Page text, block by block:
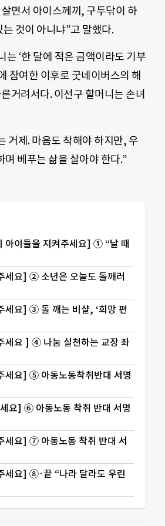
면서 아이스께끼, 구두닦이 하
것이 아니냐”고 말했다.
‘한 달에 적은 금액이라도 기부
참여한 이후로 굿네이버스의 해
거려서다. 이선구 할머니는 손녀
거제. 마음도 착해야 하지만, 우
베푸는 삶을 살아야 한다.”
이들을 지켜주세요] ① “날 때
세요] ② 소년은 오늘도 돌깨러
세요] ③ 돌 깨는 비샬, ‘희망 편
세요 ] ④ 나눔 실천하는 교장 좌
세요] ⑤ 아동노동착취반대 서명
요] ⑥ 아동노동 착취 반대 서명
세요] ⑦ 아동노동 착취 반대 서
세요] ⑧·끝 “나라 달라도 우린